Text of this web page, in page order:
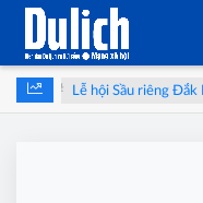
Lễ hội Sầu riêng Đắk